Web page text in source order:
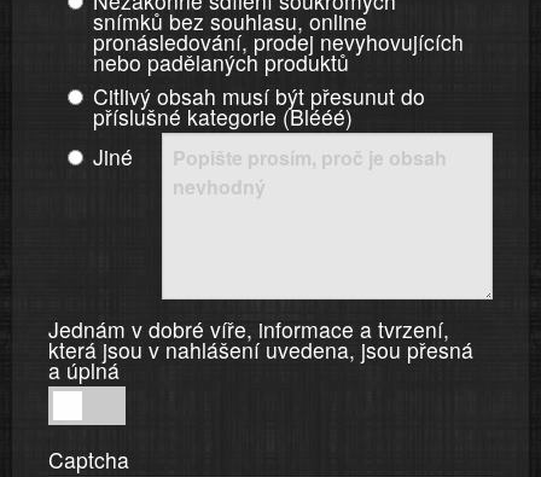
snímků bez souhlasu, online
pronásledování, prodej nevyhovujících
nebo padělaných produktů
Citlivý obsah musí být přesunut do
příslušné kategorie (Blééé)
Jiné
Jednám v dobré víře, informace a tvrzení,
která jsou v nahlášení uvedena, jsou přesná
a úplná
v
dobré
Captcha